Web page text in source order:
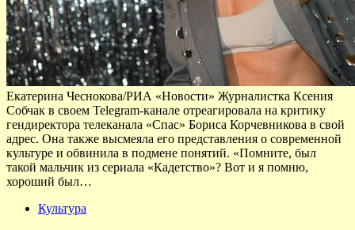
Екатерина Чеснокова/РИА «Новости» Журналистка Ксения
Собчак в своем Telegram-канале отреагировала на критику
гендиректора телеканала «Спас» Бориса Корчевникова в свой
адрес. Она также высмеяла его представления о современной
культуре и обвинила в подмене понятий. «Помните, был
такой мальчик из сериала «Кадетство»? Вот и я помню,
хороший был…
Культура